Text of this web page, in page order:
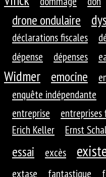
drone ondulaire
déclarations fiscales
dépense
dépenses
Widmer
emocine
enquête indépendante
entreprise
Erich Keller Ernst
essai excès
extase fantastique